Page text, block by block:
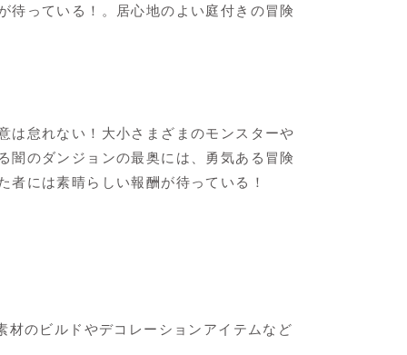
待っている！。居心地のよい庭付きの冒険
は怠れない！大小さまざまのモンスターや
闇のダンジョンの最奥には、勇気ある冒険
には素晴らしい報酬が待っている！
のビルドやデコレーションアイテムなど